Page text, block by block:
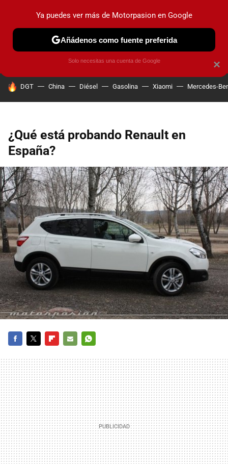
PRUEBAS COCHES ELÉCTRICOS OBSERVATORIO
HOY SE HABLA DE
DGT China Diésel Gasolina Xiaomi Mercedes-
¿Qué está probando Renault en
España?
MAIL
×
Ya puedes ver más de Motorpasion en Google
Añádenos como fuente preferida
Solo necesitas una cuenta de Google